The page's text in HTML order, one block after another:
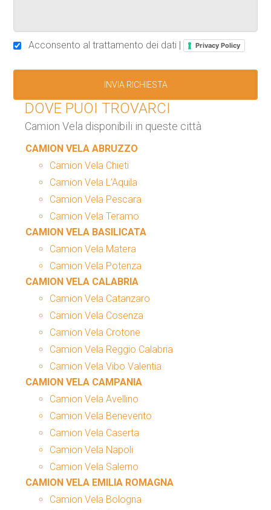
Acconsento al trattamento dei dati | Privacy Policy
DOVE PUOI TROVARCI
Camion Vela disponibili in queste città
CAMION VELA ABRUZZO
Camion Vela Chieti
Camion Vela L’Aquila
Camion Vela Pescara
Camion Vela Teramo
CAMION VELA BASILICATA
Camion Vela Matera
Camion Vela Potenza
CAMION VELA CALABRIA
Camion Vela Catanzaro
Camion Vela Cosenza
Camion Vela Crotone
Camion Vela Reggio Calabria
Camion Vela Vibo Valentia
CAMION VELA CAMPANIA
Camion Vela Avellino
Camion Vela Benevento
Camion Vela Caserta
Camion Vela Napoli
Camion Vela Salerno
CAMION VELA EMILIA ROMAGNA
Camion Vela Bologna